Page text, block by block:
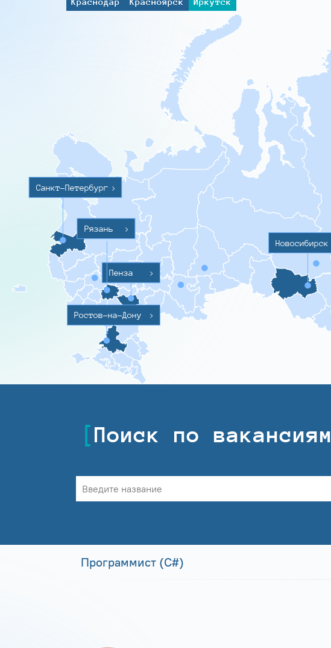
Санкт-Петербург >
Ростов-на-Дону >
Пенза >
Новосибирск
Рязань >
Поиск по вакансиям
Программист (С#)